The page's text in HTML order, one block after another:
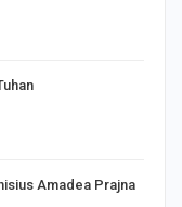
Amadea Prajna